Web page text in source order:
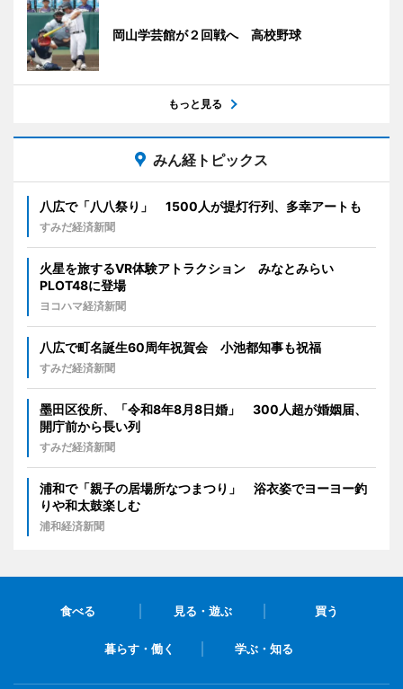
岡山学芸館が２回戦へ 高校野球
もっと見る
みん経トピックス
八広で「八八祭り」 1500人が提灯行列、多幸アートも
すみだ経済新聞
火星を旅するVR体験アトラクション みなとみらい
PLOT48に登場
ヨコハマ経済新聞
八広で町名誕生60周年祝賀会 小池都知事も祝福
すみだ経済新聞
墨田区役所、「令和8年8月8日婚」 300人超が婚姻届、
開庁前から長い列
すみだ経済新聞
浦和で「親子の居場所なつまつり」 浴衣姿でヨーヨー釣
りや和太鼓楽しむ
浦和経済新聞
食べる 見る・遊ぶ 買う
暮らす・働く 学ぶ・知る